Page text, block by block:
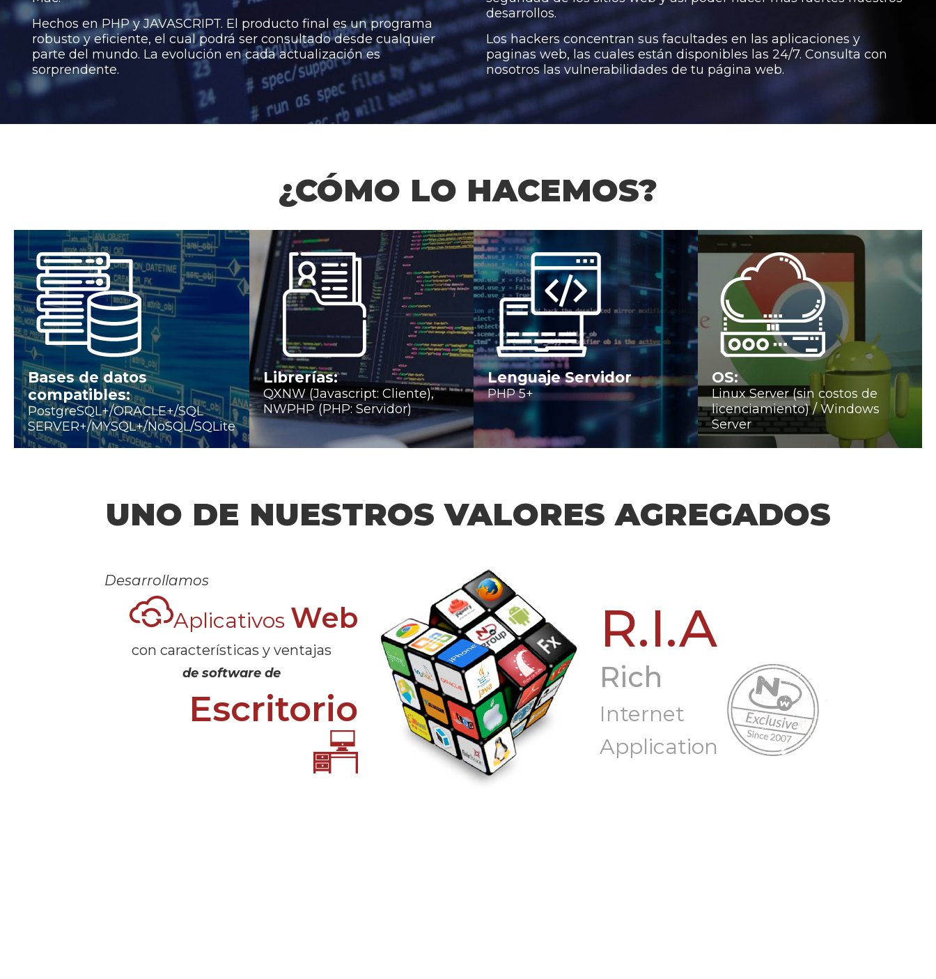
Hechos en PHP y JAVASCRIPT. El producto final es un programa
robusto y eficiente, el cual podrá ser consultado desde cualquier
parte del mundo. La evolución en cada actualización es
sorprendente.
desarrollos.
Los hackers concentran sus facultades en las aplicaciones y
paginas web, las cuales están disponibles las 24/7. Consulta con
nosotros las vulnerabilidades de tu página web.
¿CÓMO LO HACEMOS?
Bases de datos
compatibles:
PostgreSQL+/ORACLE+/SQL
SERVER+/MYSQL+/NoSQL/SQLite
Librerías:
QXNW (Javascript: Cliente),
NWPHP (PHP: Servidor)
Lenguaje Servidor
PHP 5+
OS:
Linux Server (sin costos de
licenciamiento) / Windows
Server
UNO DE NUESTROS VALORES AGREGADOS
Desarrollamos
Aplicativos Web
con características y ventajas
de software de
Escritorio
R.I.A
Rich
Internet
Application